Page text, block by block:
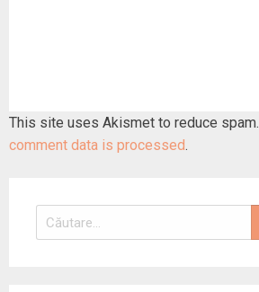
This site uses Akismet to reduce spam.
comment data is processed.
Caută
după: